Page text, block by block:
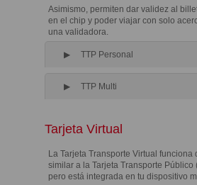
Asimismo, permiten dar validez al
en el chip y poder viajar con solo
una validadora.
TTP Personal
TTP Multi
Tarjeta Virtual
La Tarjeta Transporte Virtual funciona
similar a la Tarjeta Transporte Público
pero está integrada en tu dispositivo